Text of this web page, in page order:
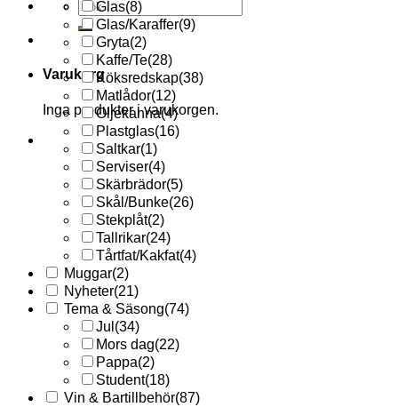
Sök
efter:
Varukorg
Inga produkter i varukorgen.
Glas(8)
Glas/Karaffer(9)
Gryta(2)
Kaffe/Te(28)
Köksredskap(38)
Matlådor(12)
Oljekanna(4)
Plastglas(16)
Saltkar(1)
Serviser(4)
Skärbrädor(5)
Skål/Bunke(26)
Stekplåt(2)
Tallrikar(24)
Tårtfat/Kakfat(4)
Muggar(2)
Nyheter(21)
Tema & Säsong(74)
Jul (34)
Mors dag(22)
Pappa(2)
Student(18)
Vin & Bartillbehör(87)